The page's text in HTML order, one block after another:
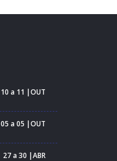
10 a 11 |OUT
05 a 05 |OUT
27 a 30 |ABR